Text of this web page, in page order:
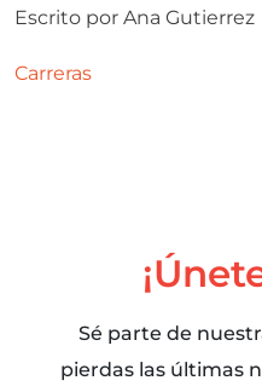
Escrito por Ana Gutierrez
Carreras
Sé parte de
pierdas las últimas